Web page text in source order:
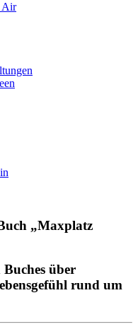
Air
„Maxplatz
Buches über
rund um